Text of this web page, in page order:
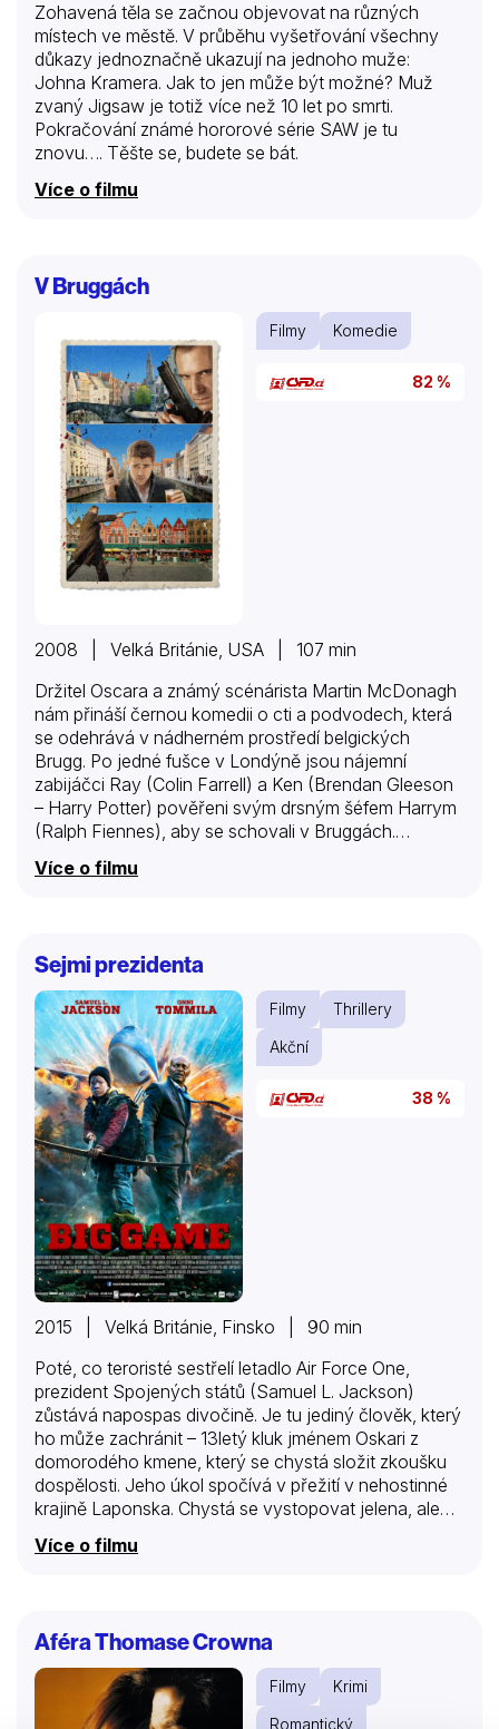
Zohavená těla se začnou objevovat na různých
místech ve městě. V průběhu vyšetřování všechny
důkazy jednoznačně ukazují na jednoho muže:
Johna Kramera. Jak to jen může být možné? Muž
zvaný Jigsaw je totiž více než 10 let po smrti.
Pokračování známé hororové série SAW je tu
znovu…. Těšte se, budete se bát.
Více o filmu
V Bruggách
Filmy Komedie
82 %
2008 | Velká Británie, USA | 107 min
Držitel Oscara a známý scénárista Martin McDonagh
nám přináší černou komedii o cti a podvodech, která
se odehrává v nádherném prostředí belgických
Brugg. Po jedné fušce v Londýně jsou nájemní
zabijáčci Ray (Colin Farrell) a Ken (Brendan Gleeson
– Harry Potter) pověřeni svým drsným šéfem Harrym
(Ralph Fiennes), aby se schovali v Bruggách.
upovídaný a akční Ray je malebným městem víc než
Harry Potter), mlátí jejího bývalého kluka skinheada
(Jérémie Rénier) a paří s americkým trpaslíkem, který
zde natačí surrealistický film. Dovolená se však
zkomplikuje, když Ray zjistí, že…
Více o filmu
Sejmi prezidenta
Filmy
Thrillery
Akční
38 %
2015 | Velká Británie, Finsko | 90 min
Poté, co teroristé sestřelí letadlo Air Force One,
prezident Spojených států (Samuel L. Jackson)
zůstává napospas divočině. Je tu jediný člověk, který
ho může zachránit – 13letý kluk jménem Oskari z
domorodého kmene, který se chystá složit zkoušku
dospělosti. Jeho úkol spočívá v přežití v nehostinné
krajině Laponska. Chystá se vystopovat jelena, ale
místo toho narazí na nejmocnějšího muže planety v
dosti prekérní situaci. S teroristy v patách se musí
hodin svého života. Hon na prezidenta právě začal…
Více o filmu
Aféra Thomase Crowna
Filmy
Krimi
Romantický